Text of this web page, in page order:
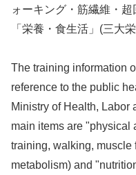
ォーキング・筋繊維・
「栄養・食生活」(三大
The training information
reference to the public
Ministry of Health, Labor
main items are "physical
training, walking, muscle
metabolism) and